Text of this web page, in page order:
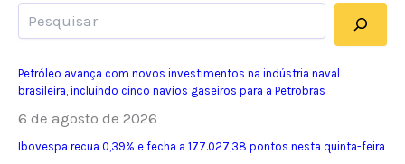
Petróleo avança com novos investimentos na indústria naval
brasileira, incluindo cinco navios gaseiros para a Petrobras
6 de agosto de 2026
Ibovespa recua 0,39% e fecha a 177.027,38 pontos nesta quinta-feira